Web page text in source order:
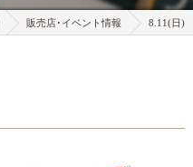
販売店･イベント情報 8.11(日)